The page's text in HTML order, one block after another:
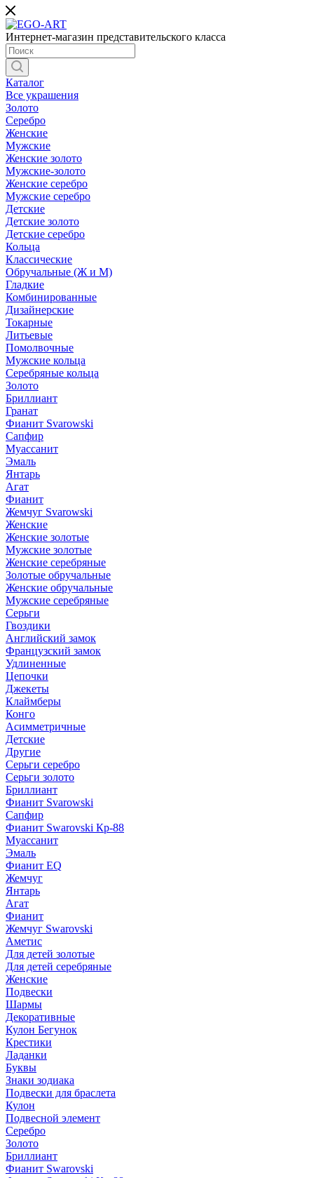
Интернет-магазин представительского класса
Каталог
Все украшения
Золото
Серебро
Женские
Мужские
Женские золото
Мужские-золото
Женские серебро
Мужские серебро
Детские
Детские золото
Детские серебро
Кольца
Классические
Обручальные (Ж и М)
Гладкие
Комбинированные
Дизайнерские
Токарные
Литьевые
Помолвочные
Мужские кольца
Серебряные кольца
Золото
Бриллиант
Гранат
Фианит Svarowski
Сапфир
Муассанит
Эмаль
Янтарь
Агат
Фианит
Жемчуг Svarowski
Женские
Женские золотые
Мужские золотые
Женские серебряные
Золотые обручальные
Женские обручальные
Мужские серебряные
Серьги
Гвоздики
Английский замок
Французский замок
Удлиненные
Цепочки
Джекеты
Клаймберы
Конго
Асимметричные
Детские
Другие
Серьги серебро
Серьги золото
Бриллиант
Фианит Svarowski
Сапфир
Фианит Swarovski Кр-88
Муассанит
Эмаль
Фианит EQ
Жемчуг
Янтарь
Агат
Фианит
Жемчуг Swarovski
Аметис
Для детей золотые
Для детей серебряные
Женские
Подвески
Шармы
Декоративные
Кулон Бегунок
Крестики
Ладанки
Буквы
Знаки зодиака
Подвески для браслета
Кулон
Подвесной элемент
Серебро
Золото
Бриллиант
Фианит Swarovski